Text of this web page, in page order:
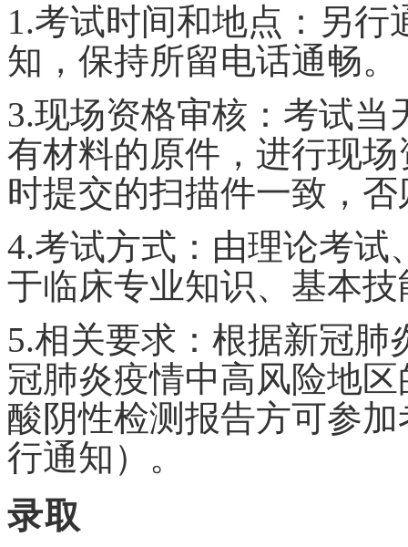
1.考试时间和地点：另行
知，保持所留电话通畅。
3.现场资格审核：考试
有材料的原件，进行现
时提交的扫描件一致，
4.考试方式：由理论考试
于临床专业知识、基本
5.相关要求：根据新冠
冠肺炎疫情中高风险地
酸阴性检测报告方可参加
行通知） 。
录取